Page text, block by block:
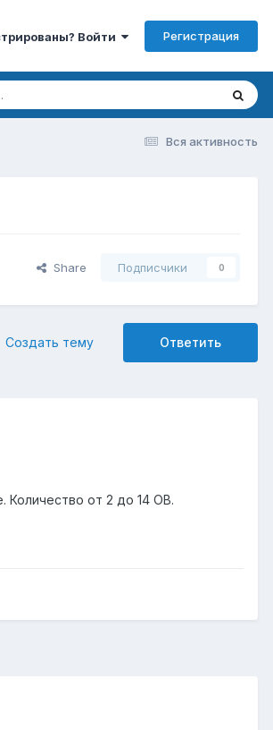
Войти Регистрация
Вся активность
Share Подписчики 0
Ответить
Создать тему
Количество от 2 до 14 ОВ.